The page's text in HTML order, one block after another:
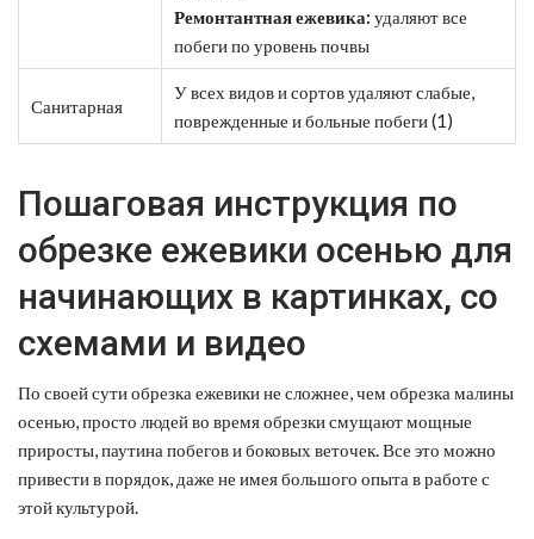
Ремонтантная ежевика: удаляют все
побеги по уровень почвы
Санитарная
У всех видов и сортов удаляют слабые,
поврежденные и больные побеги (1)
Пошаговая инструкция по
обрезке ежевики осенью для
начинающих в картинках, со
схемами и видео
По своей сути обрезка ежевики не сложнее, чем обрезка малины
осенью, просто людей во время обрезки смущают мощные
приросты, паутина побегов и боковых веточек. Все это можно
привести в порядок, даже не имея большого опыта в работе с
этой культурой.